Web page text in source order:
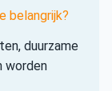
belangrijk?
duurzame
worden